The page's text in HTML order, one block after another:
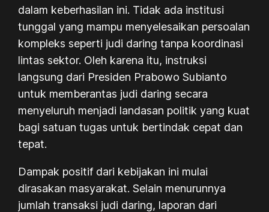
dalam keberhasilan ini. Tidak ada institusi
tunggal yang mampu menyelesaikan persoalan
kompleks seperti judi daring tanpa koordinasi
lintas sektor. Oleh karena itu, instruksi
langsung dari Presiden Prabowo Subianto
untuk memberantas judi daring secara
menyeluruh menjadi landasan politik yang kuat
bagi satuan tugas untuk bertindak cepat dan
tepat.
Dampak positif dari kebijakan ini mulai
dirasakan masyarakat. Selain menurunnya
jumlah transaksi judi daring, laporan dari